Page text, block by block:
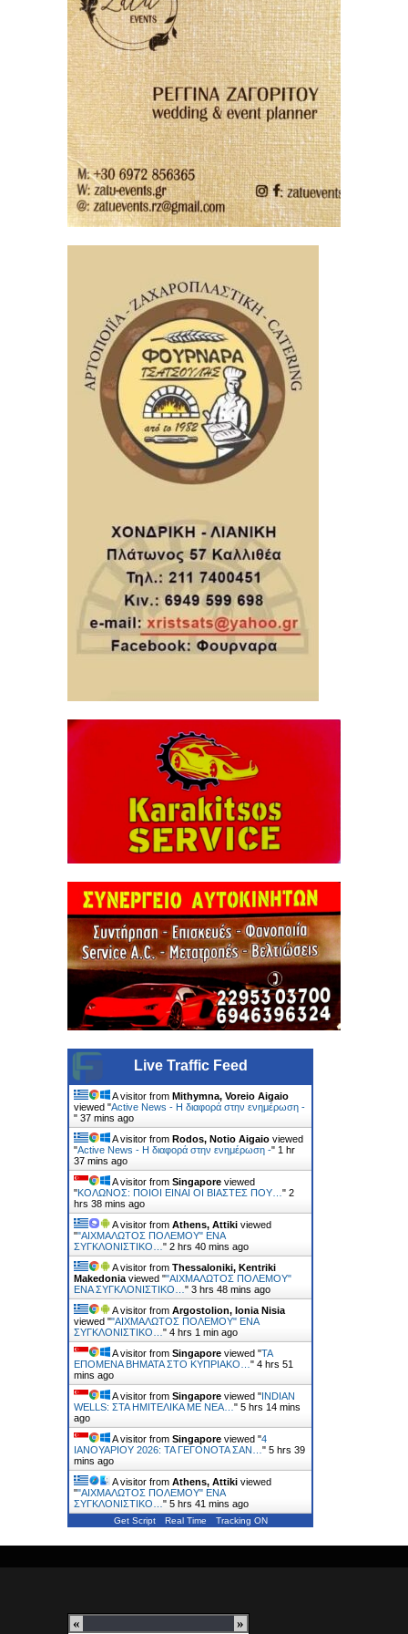
Live Traffic Feed
A visitor from Mithymna, Voreio Aigaio
viewed "Active News - Η διαφορά στην ενημέρωση -
" 37 mins ago
A visitor from Rodos, Notio Aigaio viewed
"Active News - Η διαφορά στην ενημέρωση -" 1 hr
37 mins ago
A visitor from Singapore viewed
"ΚΟΛΩΝΟΣ: ΠΟΙΟΙ ΕΙΝΑΙ ΟΙ ΒΙΑΣΤΕΣ ΠΟΥ… " 2
hrs 38 mins ago
A visitor from Athens, Attiki viewed
""ΑΙΧΜΑΛΩΤΟΣ ΠΟΛΕΜΟΥ" ΕΝΑ
ΣΥΓΚΛΟΝΙΣΤΙΚΟ… " 2 hrs 40 mins ago
A visitor from Thessaloniki, Kentriki
Makedonia viewed ""ΑΙΧΜΑΛΩΤΟΣ ΠΟΛΕΜΟΥ"
ΕΝΑ ΣΥΓΚΛΟΝΙΣΤΙΚΟ… " 3 hrs 48 mins ago
A visitor from Argostolion, Ionia Nisia
viewed ""ΑΙΧΜΑΛΩΤΟΣ ΠΟΛΕΜΟΥ" ΕΝΑ
ΣΥΓΚΛΟΝΙΣΤΙΚΟ… " 4 hrs 1 min ago
A visitor from Singapore viewed "ΤΑ
ΕΠΟΜΕΝΑ ΒΗΜΑΤΑ ΣΤΟ ΚΥΠΡΙΑΚΟ… " 4 hrs 51
mins ago
A visitor from Singapore viewed "INDIAN
WELLS: ΣΤΑ ΗΜΙΤΕΛΙΚΑ ΜΕ ΝΕΑ… " 5 hrs 14 mins
ago
A visitor from Singapore viewed "4
ΙΑΝΟΥΑΡΙΟΥ 2026: ΤΑ ΓΕΓΟΝΟΤΑ ΣΑΝ… " 5 hrs 39
mins ago
A visitor from Athens, Attiki viewed
""ΑΙΧΜΑΛΩΤΟΣ ΠΟΛΕΜΟΥ" ΕΝΑ
ΣΥΓΚΛΟΝΙΣΤΙΚΟ… " 5 hrs 41 mins ago
Get Script Real Time Tracking ON